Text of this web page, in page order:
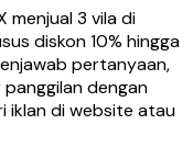
menjual 3 vila di
diskon 10% hingga
pertanyaan,
dengan
iklan di website atau